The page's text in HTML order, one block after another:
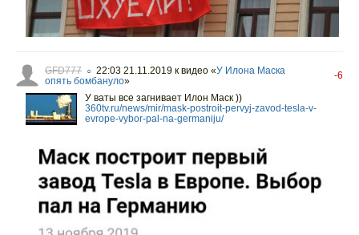
GFD777 ○ 22:03 21.11.2019 к видео «У Илона Маска
опять бомбануло»
-6
У ваты все загнивает Илон Маск ))
360tv.ru/news/mir/mask-postroit-pervyj-zavod-tesla-v-
evrope-vybor-pal-na-germaniju/